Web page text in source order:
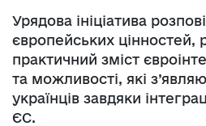
Урядова ініціатива
європейських цінностей,
практичний зміст
та можливості, які
українців завдяки
ЄС.